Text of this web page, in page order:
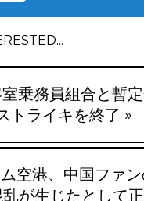
乗務員組合と暫
トライキを終了 »
空港、中国ファ
が生じたとして